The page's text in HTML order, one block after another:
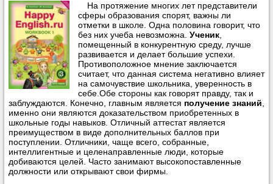
На протяжение многих лет представители
сферы образования спорят, важны ли
отметки в школе. Одна половина говорит, что
без них учеба невозможна. Ученик,
помещенный в конкурентную среду, лучше
развивается и делает большие успехи.
Противоположное мнение заключается
считает, что данная система негативно влияет
на самочувствие школьника, уверенность в
себе.Обе стороны как говорят правду, так и
заблуждаются. Конечно, главным является получение знаний,
именно они являются доказательством приобретенных в
школьные годы навыков. Отличный аттестат является
преимуществом в виде дополнительных баллов при
поступлении. Отличники, чаще всего, собранные,
интеллигентные и целенаправленные люди, которые
добиваются целей. Часто занимают высокопоставленные
должности или открывают свои фирмы.